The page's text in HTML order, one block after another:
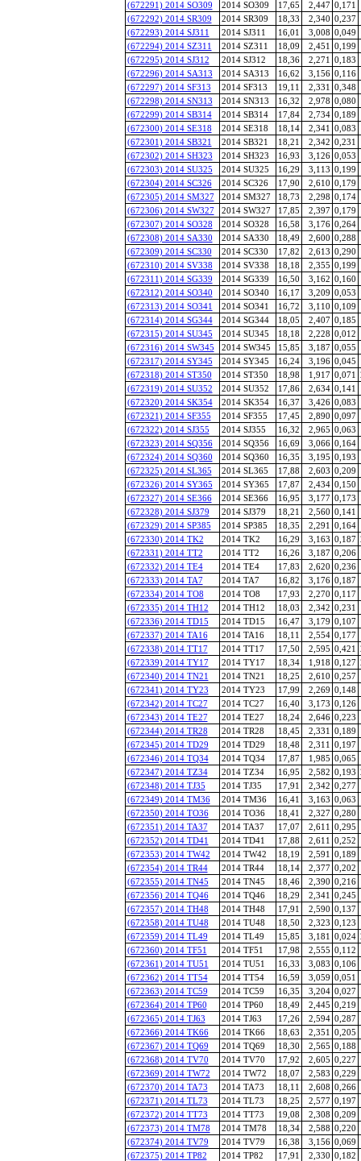
(672291) 2014 SO309 2014 SO309 17,65 2,447 0,171
(672292) 2014 SR309
2014 SR309 18,33 2,340 0,237
(672293) 2014 SJ311
2014 SJ311 16,01 3,008 0,049
(672294) 2014 SZ311
2014 SZ311 18,09 2,451 0,199
(672295) 2014 SJ312
2014 SJ312 18,36 2,271 0,183
(672296) 2014 SA313
2014 SA313 16,62 3,156 0,116
(672297) 2014 SF313
2014 SF313 19,11 2,331 0,348
(672298) 2014 SN313
2014 SN313 16,32 2,978 0,080
(672299) 2014 SB314
2014 SB314 17,84 2,734 0,189
(672300) 2014 SE318
2014 SE318 18,14 2,341 0,083
(672301) 2014 SB321
2014 SB321 18,21 2,342 0,231
(672302) 2014 SH323
2014 SH323 16,93 3,126 0,053
(672303) 2014 SU325
2014 SU325 16,29 3,113 0,199
(672304) 2014 SC326
2014 SC326 17,90 2,610 0,179
(672305) 2014 SM327
2014 SM327 18,73 2,298 0,174
(672306) 2014 SW327
2014 SW327 17,85 2,397 0,179
(672307) 2014 SO328
2014 SO328 16,58 3,176 0,264
(672308) 2014 SA330
2014 SA330 18,49 2,600 0,288
(672309) 2014 SC330
2014 SC330 17,82 2,613 0,290
(672310) 2014 SV338
2014 SV338 18,18 2,355 0,199
(672311) 2014 SG339
2014 SG339 16,50 3,162 0,160
(672312) 2014 SO340
2014 SO340 16,17 3,209 0,053
(672313) 2014 SO341
2014 SO341 16,72 3,110 0,109
(672314) 2014 SG344
2014 SG344 18,05 2,407 0,185
(672315) 2014 SU345
2014 SU345 18,18 2,228 0,012
(672316) 2014 SW345
2014 SW345 15,85 3,187 0,055
(672317) 2014 SY345
2014 SY345 16,24 3,196 0,045
(672318) 2014 ST350
2014 ST350 18,98 1,917 0,071
(672319) 2014 SU352
2014 SU352 17,86 2,634 0,141
(672320) 2014 SK354
2014 SK354 16,37 3,426 0,083
(672321) 2014 SF355
2014 SF355 17,45 2,890 0,097
(672322) 2014 SJ355
2014 SJ355 16,32 2,965 0,063
(672323) 2014 SQ356
2014 SQ356 16,69 3,066 0,164
(672324) 2014 SQ360
2014 SQ360 16,35 3,195 0,193
(672325) 2014 SL365
2014 SL365 17,88 2,603 0,209
(672326) 2014 SY365
2014 SY365 17,87 2,434 0,150
(672327) 2014 SE366
2014 SE366 16,95 3,177 0,173
(672328) 2014 SJ379
2014 SJ379 18,21 2,560 0,141
(672329) 2014 SP385
2014 SP385 18,35 2,291 0,164
(672330) 2014 TK2
2014 TK2 16,29 3,163 0,187
(672331) 2014 TT2
2014 TT2 16,26 3,187 0,206
(672332) 2014 TE4
2014 TE4 17,83 2,620 0,236
(672333) 2014 TA7
2014 TA7 16,82 3,176 0,187
(672334) 2014 TO8
2014 TO8 17,93 2,270 0,117
(672335) 2014 TH12
2014 TH12 18,03 2,342 0,231
(672336) 2014 TD15
2014 TD15 16,47 3,179 0,107
(672337) 2014 TA16
2014 TA16 18,11 2,554 0,177
(672338) 2014 TT17
2014 TT17 17,50 2,595 0,421
(672339) 2014 TY17
2014 TY17 18,34 1,918 0,127
(672340) 2014 TN21
2014 TN21 18,25 2,610 0,257
(672341) 2014 TY23
2014 TY23 17,99 2,269 0,148
(672342) 2014 TC27
2014 TC27 16,40 3,173 0,126
(672343) 2014 TE27
2014 TE27 18,24 2,646 0,223
(672344) 2014 TR28
2014 TR28 18,45 2,331 0,189
(672345) 2014 TD29
2014 TD29 18,48 2,311 0,197
(672346) 2014 TQ34
2014 TQ34 17,87 1,985 0,065
(672347) 2014 TZ34
2014 TZ34 16,95 2,582 0,193
(672348) 2014 TJ35
2014 TJ35 17,91 2,342 0,277
(672349) 2014 TM36
2014 TM36 16,41 3,163 0,063
(672350) 2014 TO36
2014 TO36 18,41 2,327 0,280
(672351) 2014 TA37
2014 TA37 17,07 2,611 0,295
(672352) 2014 TD41
2014 TD41 17,88 2,611 0,252
(672353) 2014 TW42
2014 TW42 18,19 2,591 0,189
(672354) 2014 TR44
2014 TR44 18,14 2,377 0,202
(672355) 2014 TN45
2014 TN45 18,46 2,390 0,216
(672356) 2014 TQ46
2014 TQ46 18,29 2,341 0,245
(672357) 2014 TH48
2014 TH48 17,91 2,590 0,137
(672358) 2014 TU48
2014 TU48 18,50 2,323 0,123
(672359) 2014 TL49
2014 TL49 15,85 3,181 0,024
(672360) 2014 TF51
2014 TF51 17,98 2,555 0,112
(672361) 2014 TU51
2014 TU51 16,33 3,083 0,106
(672362) 2014 TT54
2014 TT54 16,59 3,059 0,051
(672363) 2014 TC59
2014 TC59 16,35 3,204 0,027
(672364) 2014 TP60
2014 TP60 18,49 2,445 0,219
(672365) 2014 TJ63
2014 TJ63 17,26 2,594 0,287
(672366) 2014 TK66
2014 TK66 18,63 2,351 0,205
(672367) 2014 TQ69
2014 TQ69 18,30 2,565 0,188
(672368) 2014 TV70
2014 TV70 17,92 2,605 0,227
(672369) 2014 TW72
2014 TW72 18,07 2,583 0,229
(672370) 2014 TA73
2014 TA73 18,11 2,608 0,266
(672371) 2014 TL73
2014 TL73 18,25 2,577 0,197
(672372) 2014 TT73
2014 TT73 19,08 2,308 0,209
(672373) 2014 TM78
2014 TM78 18,34 2,588 0,220
(672374) 2014 TV79
2014 TV79 16,38 3,156 0,069
(672375) 2014 TP82
2014 TP82 17,91 2,330 0,182